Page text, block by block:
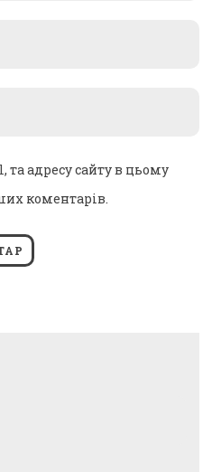
та адресу сайту в цьому
коментарів.